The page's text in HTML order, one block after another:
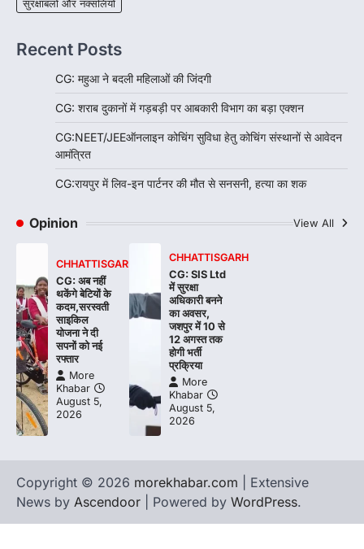
सुरक्षाबलों और नक्सलियों
Recent Posts
CG: महुआ ने बदली महिलाओं की जिंदगी
CG: शराब दुकानों में गड़बड़ी पर आबकारी विभाग का बड़ा एक्शन
CG:NEET/JEEऑनलाइन कोचिंग सुविधा हेतु कोचिंग संस्थानों से आवेदन
आमंत्रित
CG:रायपुर में लिव-इन पार्टनर की मौत से सनसनी, हत्या का शक
Opinion View All
CHHATTISGARH
CG: अब नहीं
थकेंगे बेटियों के
कदम,सरस्वती
साइकिल
योजना ने दी
सपनों को नई
रफ्तार
More
Khabar
August 5,
2026
CHHATTISGARH
CG: SIS Ltd
में सुरक्षा
अधिकारी बनने
का अवसर,
जशपुर में 10 से
12 अगस्त तक
होगी भर्ती
प्रक्रिया
More
Khabar
August 5,
2026
Copyright © 2026 morekhabar.com | Extensive
News by Ascendoor | Powered by WordPress.